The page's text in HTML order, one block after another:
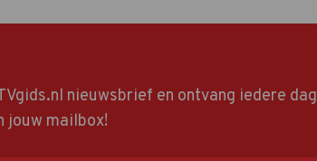
nieuwsbrief en ontvang iedere dag
jouw mailbox!